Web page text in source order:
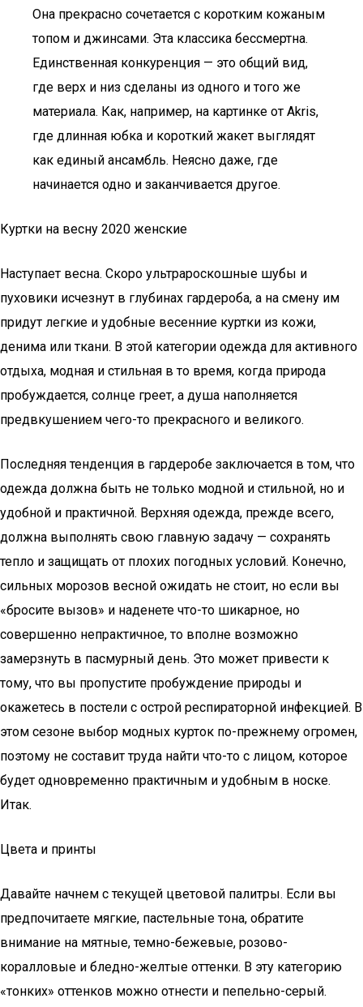
Она прекрасно сочетается с коротким кожаным
топом и джинсами. Эта классика бессмертна.
Единственная конкуренция — это общий вид,
где верх и низ сделаны из одного и того же
материала. Как, например, на картинке от Akris,
где длинная юбка и короткий жакет выглядят
как единый ансамбль. Неясно даже, где
начинается одно и заканчивается другое.
Куртки на весну 2020 женские
Наступает весна. Скоро ультрароскошные шубы и
пуховики исчезнут в глубинах гардероба, а на смену им
придут легкие и удобные весенние куртки из кожи,
денима или ткани. В этой категории одежда для активного
отдыха, модная и стильная в то время, когда природа
пробуждается, солнце греет, а душа наполняется
предвкушением чего-то прекрасного и великого.
Последняя тенденция в гардеробе заключается в том, что
одежда должна быть не только модной и стильной, но и
удобной и практичной. Верхняя одежда, прежде всего,
должна выполнять свою главную задачу — сохранять
тепло и защищать от плохих погодных условий. Конечно,
сильных морозов весной ожидать не стоит, но если вы
«бросите вызов» и наденете что-то шикарное, но
совершенно непрактичное, то вполне возможно
замерзнуть в пасмурный день. Это может привести к
тому, что вы пропустите пробуждение природы и
окажетесь в постели с острой респираторной инфекцией. В
этом сезоне выбор модных курток по-прежнему огромен,
поэтому не составит труда найти что-то с лицом, которое
будет одновременно практичным и удобным в носке.
Итак.
Цвета и принты
Давайте начнем с текущей цветовой палитры. Если вы
предпочитаете мягкие, пастельные тона, обратите
внимание на мятные, темно-бежевые, розово-
коралловые и бледно-желтые оттенки. В эту категорию
«тонких» оттенков можно отнести и пепельно-серый.